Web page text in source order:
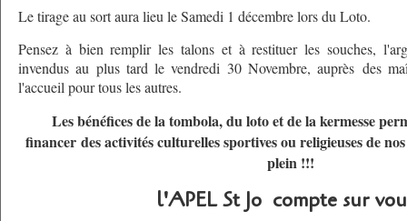
Le tirage au sort aura lieu le Samedi 1 décembre lors du Loto.
Pensez à bien remplir les talons et à restituer les souches,
invendus au plus tard le vendredi 30 Novembre, auprès des
l'accueil pour tous les autres.
Les bénéfices de la tombola, du loto et de la kermesse
financer des activités culturelles sportives ou religieuses de
plein !!!
l'APEL St Jo compte sur